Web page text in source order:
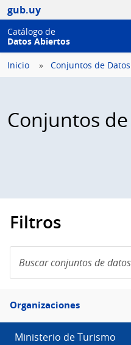
gub.uy
Catálogo de
Datos Abiertos
Inicio Conjuntos de Datos
Conjuntos
Filtros
conjuntos
de
Filtro
Organizaciones
Organizaciones
Ministerio de Turismo